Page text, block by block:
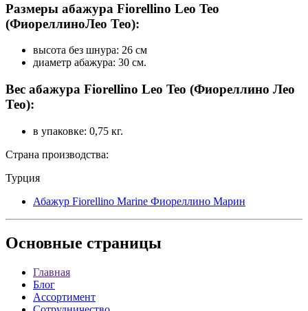
Размеры абажура Fiorellino Leo Teo
(ФиореллиноЛео Тео):
высота без шнура: 26 см
диаметр абажура: 30 см.
Вес абажура Fiorellino Leo Teo (Фиореллино Лео
Тео):
в упаковке: 0,75 кг.
Страна производства:
Турция
Абажур Fiorellino Marine Фиореллино Марин
Основные страницы
Главная
Блог
Ассортимент